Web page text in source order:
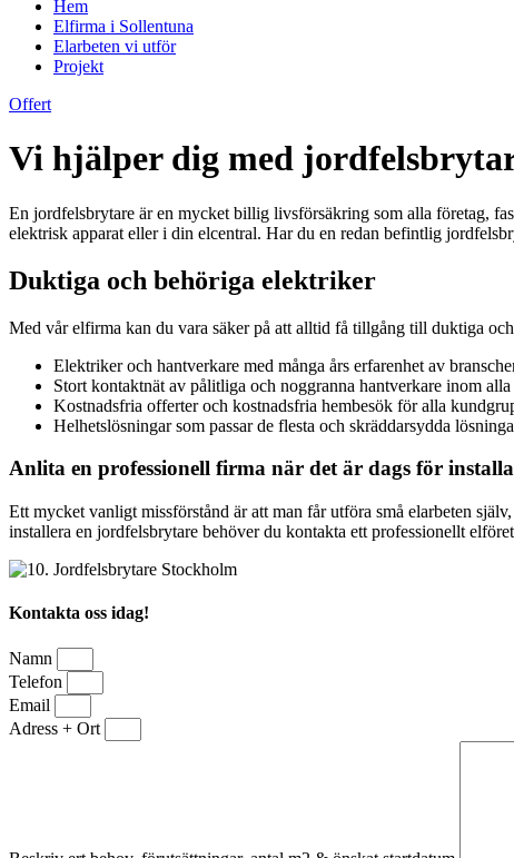
Hem
Elfirma i Sollentuna
Elarbeten vi utför
Projekt
Offert
Vi hjälper dig med
En jordfelsbrytare är en mycket billig livsförsäkring som alla företag,
elektrisk apparat eller i din elcentral. Har du en redan befintlig
Duktiga och behöriga elektriker
Med vår elfirma kan du vara säker på att alltid få tillgång till duktiga
Elektriker och hantverkare med många års erfarenhet av
Stort kontaktnät av pålitliga och noggranna hantverkare inom
Kostnadsfria offerter och kostnadsfria hembesök för alla
Helhetslösningar som passar de flesta och skräddarsydda
Anlita en professionell firma när det är dags för
Ett mycket vanligt missförstånd är att man får utföra små elarbeten
installera en jordfelsbrytare behöver du kontakta ett professionellt
Kontakta oss idag!
Namn
Telefon
Email
Adress + Ort